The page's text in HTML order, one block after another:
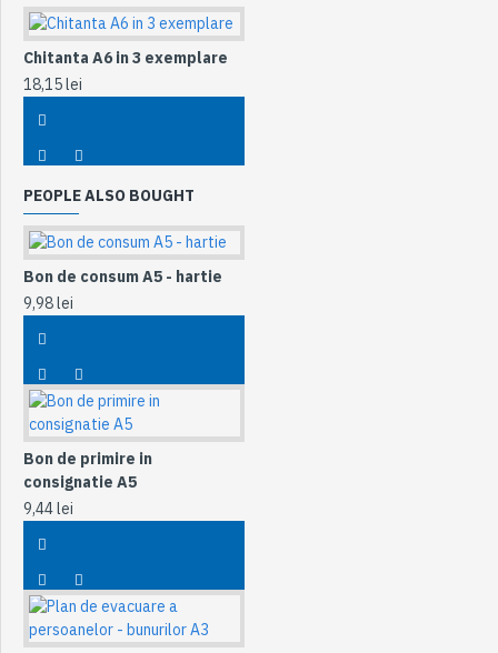
Chitanta A6 in 3 exemplare
18,15 lei
PEOPLE ALSO BOUGHT
Bon de consum A5 - hartie
9,98 lei
Bon de primire in
consignatie A5
9,44 lei